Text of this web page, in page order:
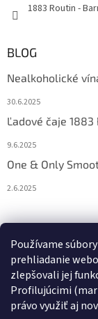
Používame
prehliadanie
zlepšovali jej
Profilujúcimi
právo využiť aj
1883 Routin -
BLOG
Nealkoholické
30.6.2025
Ľadové čaje 1883
9.6.2025
One & Only
2.6.2025